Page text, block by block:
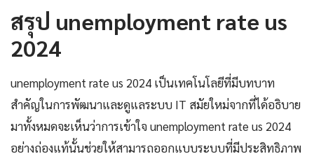
สรุป unemployment rate us
2024
unemployment rate us 2024 เป็นเทคโนโลยีที่มีบทบาท
สำคัญในการพัฒนาและดูแลระบบ IT สมัยใหม่จากที่ได้อธิบาย
มาทั้งหมดจะเห็นว่าการเข้าใจ unemployment rate us 2024
อย่างถ่องแท้นั้นช่วยให้สามารถออกแบบระบบที่มีประสิทธิภาพ